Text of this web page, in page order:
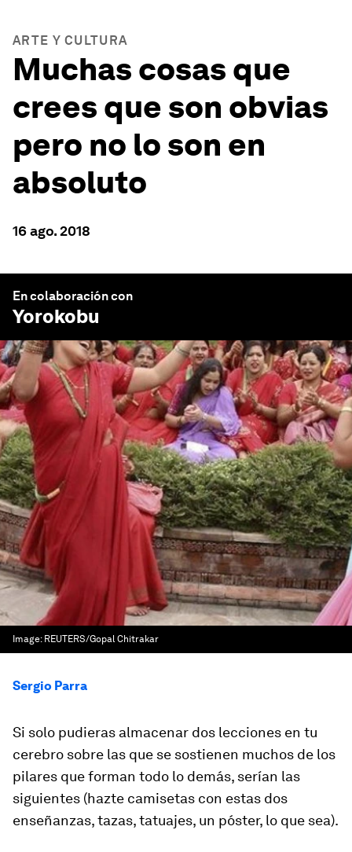
ARTE Y CULTURA
Muchas cosas que
crees que son obvias
pero no lo son en
absoluto
16 ago. 2018
En colaboración con
Yorokobu
Image: REUTERS/Gopal Chitrakar
Sergio Parra
Si solo pudieras almacenar dos lecciones en tu
cerebro sobre las que se sostienen muchos de los
pilares que forman todo lo demás, serían las
siguientes (hazte camisetas con estas dos
enseñanzas, tazas, tatuajes, un póster, lo que sea).